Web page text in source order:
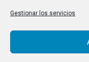
Gestionar los servicios
calificador, los